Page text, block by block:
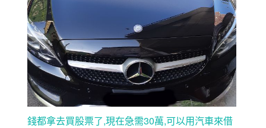
錢都拿去買股票了,現在急需30萬,可以用汽車來借